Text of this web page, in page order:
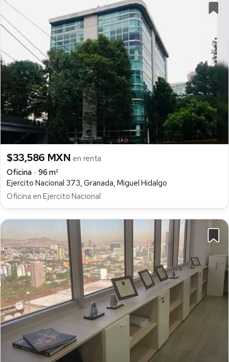
$33,586 MXN en renta
Oficina
96 m²
Ejercito Nacional 373, Granada, Miguel Hidalgo
Oficina en Ejercito Nacional